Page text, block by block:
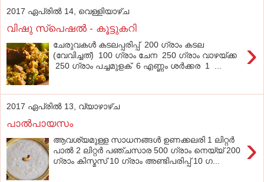
2017 ഏപ്രിൽ 14, വെള്ളിയാഴ്‌ച
വിഷു സ്‌പെഷല്‍ - കൂട്ടുകറി
›
ചേരുവകള്‍ കടലപ്പരിപ്പ് 200 ഗ്രാം കടല
(വേവിച്ചത്) 100 ഗ്രാം ചേന 250 ഗ്രാം വാഴയ്ക്ക
250 ഗ്രാം പച്ചമുളക് 6 എണ്ണം ശര്‍ക്കര 1 ...
2017 ഏപ്രിൽ 13, വ്യാഴാഴ്‌ച
പാല്‍പായസം
›
ആവശ്യമുള്ള സാധനങ്ങള്‍ ഉണക്കലരി 1 ലിറ്റര്‍
പാല്‍ 2 ലിറ്റര്‍ പഞ്ചസാര 500 ഗ്രാം നെയ്യ് 200
ഗ്രാം കിസ്മസ് 10 ഗ്രാം അണ്ടിപരിപ്പ് 10 ഗ...